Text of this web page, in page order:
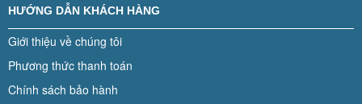
HƯỚNG DẪN KHÁCH HÀNG
Giới thiệu về chúng tôi
Phương thức thanh toán
Chính sách bảo hành